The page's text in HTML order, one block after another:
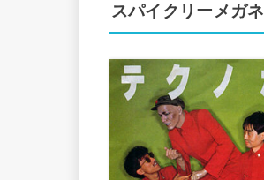
スパイクリーメガネ